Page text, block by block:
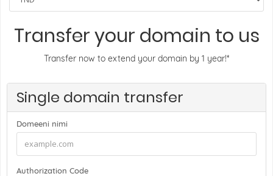
Transfer your domain to us
Transfer now to extend your domain by 1 year!*
Single domain transfer
Domeeni nimi
Authorization Code